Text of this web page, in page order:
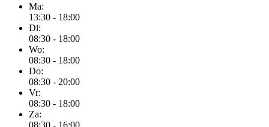
Ma:
13:30 - 18:00
Di:
08:30 - 18:00
Wo:
08:30 - 18:00
Do:
08:30 - 20:00
Vr:
08:30 - 18:00
Za:
08:30 - 16:00